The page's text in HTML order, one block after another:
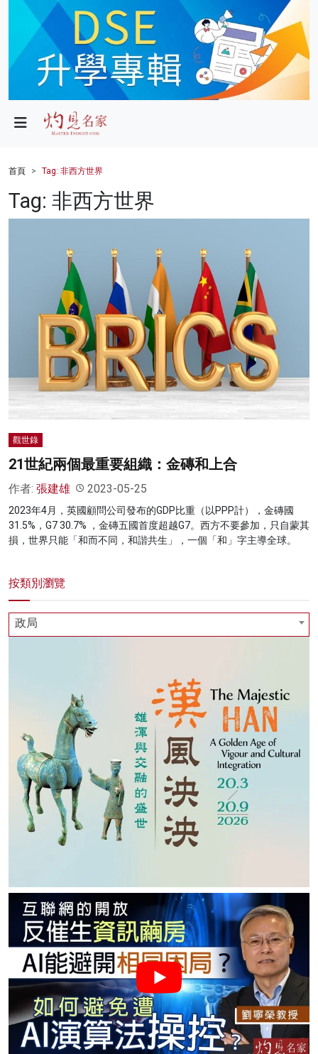
政局
財經
健康
名家榜
灼見活動
關於我們
首頁 Tag: 非西方世界
Tag: 非西方世界
觀世錄
21世紀兩個最重要組織：金磚和上合
作者: 張建雄 2023-05-25
2023年4月，英國顧問公司發布的GDP比重（以PPP計），金磚國
31.5%，G7 30.7% ，金磚五國首度超越G7。西方不要參加，只自蒙其
損，世界只能「和而不同，和諧共生」，一個「和」字主導全球。
按類別瀏覽
政局